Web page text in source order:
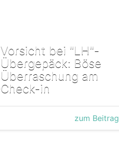
Vorsicht bei "LH"-
Übergepäck: Böse
Überraschung am
Check-in
zum Beitrag